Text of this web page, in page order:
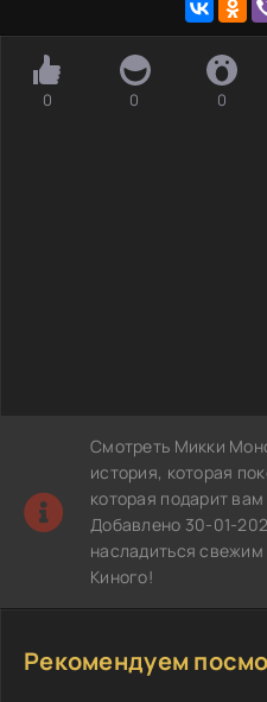
0 0 0
Смотреть Микки
история, которая
которая подарит
Добавлено 30-01-
насладиться
Киного!
Рекомендуем